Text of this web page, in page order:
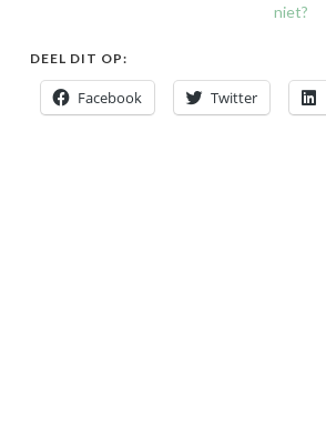
niet?
DEEL DIT OP:
Facebook Twitter